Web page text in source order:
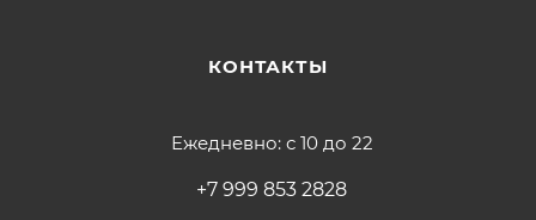
КОНТАКТЫ
Ежедневно: с 10 до 22
+7 999 853 2828